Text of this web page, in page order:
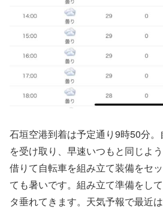
石垣空港到着は予定通り9時50分
を受け取り、早速いつもと同じよ
借りて自転車を組み立て装備をセ
ても暑いです。組み立て準備をし
タ垂れてきます。天気予報で最近